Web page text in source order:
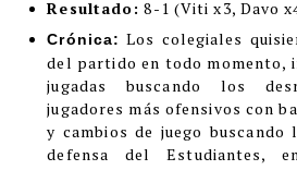
Resultado: 8-1 (Viti x3, Davo
Crónica: Los colegiales
del partido en todo momento,
jugadas buscando los
jugadores más ofensivos con
y cambios de juego
defensa del Estudiantes,